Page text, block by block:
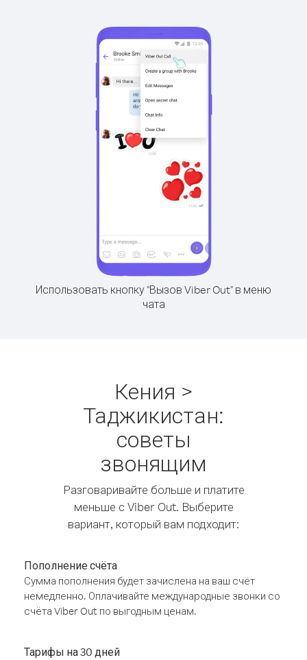
Использовать кнопку "Вызов Viber Out" в меню
чата
Кения >
Таджикистан:
советы
звонящим
Разговаривайте больше и платите
меньше с Viber Out. Выберите
вариант, который вам подходит:
Пополнение счёта
Сумма пополнения будет зачислена на ваш счёт
немедленно. Оплачивайте международные звонки со
счёта Viber Out по выгодным ценам.
Тарифы на 30 дней